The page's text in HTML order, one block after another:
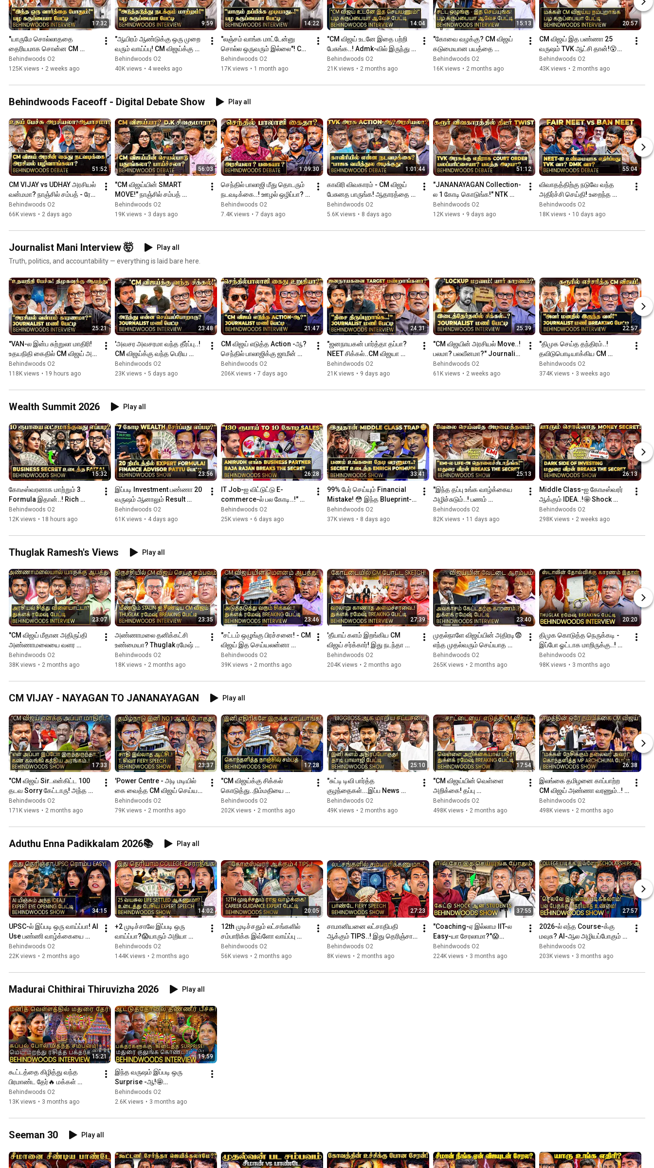
17:32
"யாருமே சொல்லாததை
தைரியமாக சொன்ன CM
விஜய்!!" பழ கருப்பையா பேட்டி
Behindwoods O2
125K views • 2 weeks ago
9:59
"ஆயிரம் ஆண்டுக்கு ஒரு முறை
வரும் வாய்ப்பு! CM விஜய்க்கு
கிடைச்சிருக்கு!" பழ கருப்பையா
பேட்டி
Behindwoods O2
40K views • 4 weeks ago
14:22
"லஞ்சம் வாங்க மாட்டேன்னு
சொல்ல ஒருவரும் இல்லை"! CM
விஜய்யால் நடந்த மாற்றம்? பழ
கருப்பையா பேட்டி
Behindwoods O2
17K views • 1 month ago
14:04
"CM விஜய் உடனே இதை பற்றி
பேசுங்க..! Admk-வில் இருந்து
கட்சி தாவுவது ஏன்?" பழ
கருப்பையா பேட்டி
Behindwoods O2
21K views • 2 months ago
15:13
"கோவை வழக்கு? CM விஜய்
கடுமையான பயத்தை
காட்டணும்!" பழ கருப்பையா
Breaking பேட்டி
Behindwoods O2
16K views • 2 months ago
20:57
CM விஜய் இத பண்ணா 25
வருஷம் TVK ஆட்சி தான்!😮
யாராலையும் அசைக்க முடியாது
😨பழ கருப்பையா பேட்டி
Behindwoods O2
43K views • 2 months ago
Behindwoods Faceoff - Digital Debate Show Play all
51:52
CM VIJAY vs UDHAY அரசியல்
வன்மமா? நாஞ்சில் சம்பத் - ரேகா
இடையே முற்றிய மோதல்!
பரபரப்பான விவாதம்
Behindwoods O2
66K views • 2 days ago
56:03
"CM விஜய்யின் SMART
MOVE!" நாஞ்சில் சம்பத்
புகழ்பாட! சரமாரி பதிலடி
கொடுத்த NTK - நெருப்பான
Behindwoods O2
19K views • 3 days ago
1:09:30
செந்தில் பாலாஜி மீது தொடரும்
நடவடிக்கை..! ஊழல் ஒழிப்பா?
பழிவாங்களா? மாறி மாறி
வெடித்த விவாதம்
Behindwoods O2
7.4K views • 7 days ago
1:01:44
காவிரி விவகாரம் - CM விஜய்
பேசுனத பாருங்க! ஆதாரத்தை
காட்டிய நொடி..!மேகதாது
தொடர்பாக வெடித்த விவாதம்
Behindwoods O2
5.6K views • 8 days ago
51:12
"JANANAYAGAN Collection-
ல 1 கோடி கொடுங்க!" NTK
கேள்வியால் கொதித்தெழுந்த
TVK! வாக்குவாதமான விவாதம்
Behindwoods O2
12K views • 9 days ago
55:04
விவாதத்திற்கு நடுவே வந்த
அதிர்ச்சி செய்தி! உறைந்த
விருந்தினர்கள்! நக்கீரன் பிரகாஷ்
vs நந்தகுமார்🔥
Behindwoods O2
18K views • 10 days ago
Journalist Mani Interview 🤯
Play all
Truth, politics, and accountability — everything is laid bare here.
25:21
"VAN-ல இன்ப சுற்றுலா மாதிரி!
உதயநிதி கைதில் CM விஜய் அரசு
செய்த தவறு" Journalist மணி
Breaking பேட்டி
Behindwoods O2
118K views • 19 hours ago
23:48
'அவசர அவசரமா வந்த தீர்ப்பு..!
CM விஜய்க்கு வந்த பெரிய
சவால்..!' Journalist மணி பேட்டி
Behindwoods O2
23K views • 5 days ago
21:47
CM விஜய் எடுத்த Action -ஆ?
செந்தில் பாலாஜிக்கு ஜாமீன்
மறுத்த நீதிமன்றம்..! Journalist
மணி பேட்டி
Behindwoods O2
206K views • 7 days ago
24:31
"ஜனநாயகன் பார்த்தா தப்பா?
NEET சிக்கல்..CM விஜயா
காரணம்? பழிவாங்கும் அரசியல்!"
Journalist மணி பேட்டி
Behindwoods O2
21K views • 9 days ago
25:39
"CM விஜயின் அரசியல் Move..!
பலமா? பலவீனமா?" Journalist
மணி பேட்டி
Behindwoods O2
61K views • 2 weeks ago
22:57
"திமுக செய்த தந்திரம்..!
தவிடுபொடியாக்கிய CM
விஜய்..?" Journalist மணி
பேட்டி
Behindwoods O2
374K views • 3 weeks ago
Wealth Summit 2026 Play all
15:32
கோடீஸ்வரனாக மாற்றும் 3
Formula இதான்..! Rich
People-க்கு மட்டும் தெரிஞ்ச
Secret
Behindwoods O2
12K views • 18 hours ago
23:56
இப்படி Investment பண்ணா 20
வருஷம் ஆனாலும் Result
வராது! Real Wealth Secret
Explained!
Behindwoods O2
61K views • 4 days ago
26:28
IT Job-ஐ விட்டுட்டு E-
commerce-ல் பல கோடி..!"
Secret -ஐ சுக்குநூறாக உடைத்த
Happy Ending Owner பேட்டி
Behindwoods O2
25K views • 6 days ago
33:41
99% பேர் செய்யும் Financial
Mistake! 😳 இந்த Blueprint-ஐ
Follow பண்ணலனா Financial
Freedom கிடைக்காது!
Behindwoods O2
37K views • 8 days ago
25:13
"இந்த தப்பு உங்க வாழ்க்கைய
அழிச்சுடும்..! பணம்
சம்பாதிக்கும் சூட்சமம் இதான்!"
மதுரை வீரன் Breaks
Behindwoods O2
82K views • 11 days ago
26:13
Middle Class-ஐ கோடீஸ்வரர்
ஆக்கும் IDEA..!🤩 Shock
கொடுத்த மதுரை வீரன்😯
Behindwoods O2
298K views • 2 weeks ago
Thuglak Ramesh's Views Play all
23:07
"CM விஜய் மீதான அதிருப்தி
அண்ணாமலையை வளர
வைக்கும்..!" துக்ளக் ரமேஷ்
Breaking பேட்டி
Behindwoods O2
38K views • 2 months ago
23:35
அண்ணாமலை தனிக்கட்சி
உண்மையா? Thuglak ரமேஷ்
Breaking பேட்டி
Behindwoods O2
18K views • 2 months ago
23:46
"சட்டம் ஒழுங்கு பிரச்சனை! - CM
விஜய் இத செய்யலன்னா
ஆபத்து..!" துக்ளக் ரமேஷ் பேட்டி
Behindwoods O2
39K views • 2 months ago
27:39
'தீயாய் களம் இறங்கிய CM
விஜய் சர்க்கார்! இது நடந்தா
விஜய்ய அசைக்க முடியாது!'
துக்ளக் ரமேஷ் பேட்டி
Behindwoods O2
204K views • 2 months ago
23:40
முதல்நாளே விஜய்யின் அதிரடி😨
எந்த முதல்வரும் செய்யாத
ஒன்று😯துக்ளக் ரமேஷ் பேட்டி
Behindwoods O2
265K views • 2 months ago
20:20
திமுக கொடுத்த நெருக்கடி -
இப்போ ஓட்டாக மாறிருக்கு..!
Thuglak ரமேஷ் Breaking பேட்டி
Behindwoods O2
98K views • 3 months ago
CM VIJAY - NAYAGAN TO JANANAYAGAN Play all
17:33
"CM விஜய் Sir..என்கிட்ட 100
தடவ Sorry கேட்டாரு! அந்த
மனசு..!" Robo Shankar மகள்
Goosebumps பேட்டி
Behindwoods O2
171K views • 2 months ago
23:37
'Power Centre - அடி மடியில்
கை வைத்த CM விஜய் செய்யப்
போகும் சம்பவம்..!' T. சிவா Fiery
Speech
Behindwoods O2
79K views • 2 months ago
17:28
"CM விஜய்க்கு சிக்கல்
கொடுத்து..நிம்மதியை
கெடுத்துக் கொண்ட
எதிர்க்கட்சிகள்!" நாஞ்சில் சம்பத்
Behindwoods O2
202K views • 2 months ago
25:10
"சுட்டி டிவி பார்த்த
குழந்தைகள்...இப்ப News
Channel பார்க்குறாங்க🤩
இதுதான் தளபதி!" தாடி பாலாஜி
Behindwoods O2
49K views • 2 months ago
17:54
"CM விஜய்யின் வெள்ளை
அறிக்கை! தப்பு
செய்தவர்களுக்கு செக்
வைக்கும் புதிய PLAN! துக்ளக்
Behindwoods O2
498K views • 2 months ago
26:38
இலங்கை தமிழனை காப்பாற்ற
CM விஜய் அண்ணா வரணும்..!
கொந்தளித்த MP Archchuna
பேட்டி
Behindwoods O2
498K views • 2 months ago
Aduthu Enna Padikkalam 2026📚 Play all
34:15
UPSC-ல் இப்படி ஒரு வாய்ப்பா! AI
Use பண்ணி வாழ்க்கையை
மாற்றும் IDEA..! Expert Eye
Opening பேட்டி
Behindwoods O2
22K views • 2 months ago
14:02
+2 முடிச்சாலே இப்படி ஒரு
வாய்ப்பா?😱யாரும் அறியா
படிப்பும், வேலையும் 😨உடைத்து
பேசிய Expert Speech
Behindwoods O2
144K views • 2 months ago
20:05
12th முடிச்சதும் லட்சங்களில்
சம்பாரிக்க இவ்ளோ வாய்ப்பு
இருக்கா🤩 Career Guidance
Expert பேட்டி
Behindwoods O2
56K views • 2 months ago
27:23
சாமானியனை லட்சாதிபதி
ஆக்கும் TIPS..! இது தெரிஞ்சா
Life Settled..! பாண்டே Fiery
Speech🔥
Behindwoods O2
8K views • 2 months ago
37:55
"Coaching-ஏ இல்லாம IIT-ல
Easy-யா சேரலாமா?"😱
Students-ஐ அதிர வச்ச செம
Secret💥Myth Breaking
Behindwoods O2
224K views • 3 months ago
27:57
2026-ல் எந்த Course-க்கு
மவுசு? AI-ஆல அழியப்போகும்
வேலைகள்! Parents Must
Watch SPEECH
Behindwoods O2
203K views • 3 months ago
Madurai Chithirai Thiruvizha 2026 Play all
15:21
கூட்டத்தை கிழித்து வந்த
பிரமாண்ட தேர்🔥 மக்கள்
அலையை சிதறடித்த தேரோட்டம்!
கொண்டாடிய பக்தர்கள்
Behindwoods O2
13K views • 3 months ago
19:59
இந்த வருஷம் இப்படி ஒரு
Surprise -ஆ!🤩
கொண்டாட்டத்தில் பக்தர்கள்..!
மதுரையை குலுங்க வைத்த
Behindwoods O2
2.6K views • 3 months ago
Seeman 30 Play all